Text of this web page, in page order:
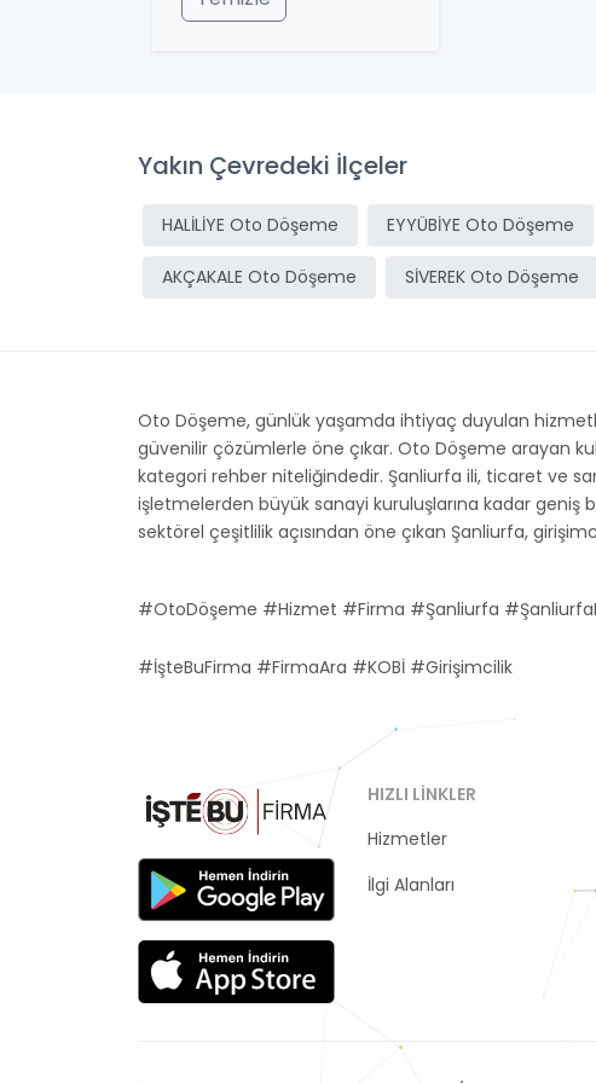
Yakın Çevredeki İlçeler
HALİLİYE Oto Döşeme EYYÜBİYE Oto Döşeme
AKÇAKALE Oto Döşeme SİVEREK Oto Döşeme
Oto Döşeme, günlük yaşamda ihtiyaç duyulan
güvenilir çözümlerle öne çıkar. Oto Döşeme arayan
kategori rehber niteliğindedir. Şanliurfa ili, ticaret ve
işletmelerden büyük sanayi kuruluşlarına kadar geniş
sektörel çeşitlilik açısından öne çıkan Şanliurfa,
#OtoDöşeme #Hizmet #Firma #Şanliurfa
#İşteBuFirma #FirmaAra #KOBİ #Girişimcilik
HIZLI LINKLER
Hizmetler
İlgi Alanları